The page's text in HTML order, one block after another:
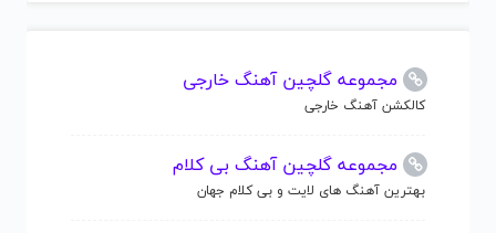
مجموعه گلچین آهنگ خارجی
کالکشن آهنگ خارجی
مجموعه گلچین آهنگ بی کلام
بهترین آهنگ های لایت و بی کلام جهان